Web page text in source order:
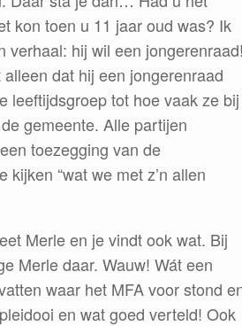
kon toen u 11 jaar oud was? Ik
verhaal: hij wil een
dat hij een jongerenraad
leeftijdsgroep tot hoe vaak ze bij
gemeente. Alle partijen
toezegging van de
“wat we met z’n allen
Merle en je vindt ook wat. Bij
Merle daar. Wauw! Wát een
waar het MFA voor stond
en wat goed verteld! Ook